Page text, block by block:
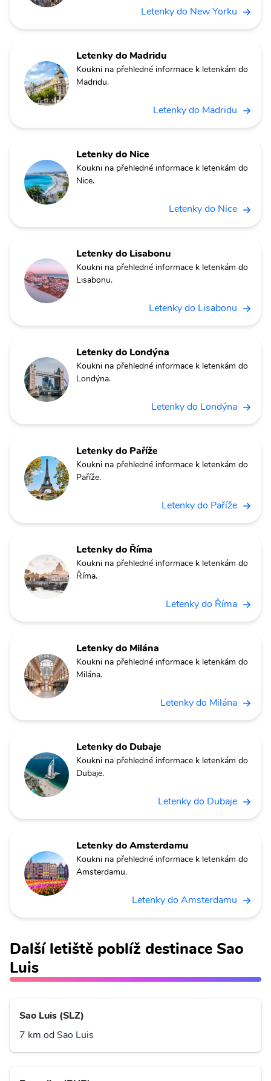
Letenky do New Yorku
Letenky do Madridu
Koukni na přehledné informace k letenkám do
Madridu.
Letenky do Madridu
Letenky do Nice
Koukni na přehledné informace k letenkám do
Nice.
Letenky do Nice
Letenky do Lisabonu
Koukni na přehledné informace k letenkám do
Lisabonu.
Letenky do Lisabonu
Letenky do Londýna
Koukni na přehledné informace k letenkám do
Londýna.
Letenky do Londýna
Letenky do Paříže
Koukni na přehledné informace k letenkám do
Paříže.
Letenky do Paříže
Letenky do Říma
Koukni na přehledné informace k letenkám do
Říma.
Letenky do Říma
Letenky do Milána
Koukni na přehledné informace k letenkám do
Milána.
Letenky do Milána
Letenky do Dubaje
Koukni na přehledné informace k letenkám do
Dubaje.
Letenky do Dubaje
Letenky do Amsterdamu
Koukni na přehledné informace k letenkám do
Amsterdamu.
Letenky do Amsterdamu
Další letiště poblíž destinace Sao
Luis
Sao Luis (SLZ)
7 km od Sao Luis